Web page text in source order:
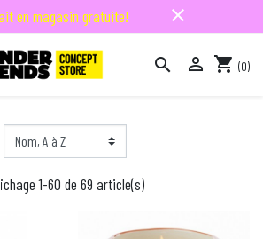
en magasin gratuite! close
  shopping_cart (0)
1-60 de 69 article(s)